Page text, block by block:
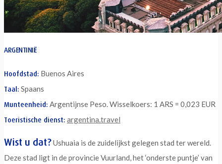
ARGENTINIË
Hoofdstad: Buenos Aires
Taal: Spaans
Munteenheid: Argentijnse Peso. Wisselkoers: 1 ARS = 0,023 EUR
Toeristische dienst: argentina.travel
Wist u dat?Ushuaia is de zuidelijkst gelegen stad ter wereld.
Deze stad ligt in de provincie Vuurland, het ‘onderste puntje’ van